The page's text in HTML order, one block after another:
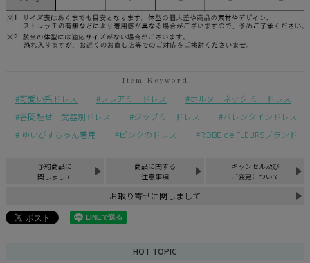
可愛い系ドレス フレアミニドレス
ホルターネック ミニドレス
谷間魅せ｜武器別ドレス
ジップミニドレス
バレンタインドレス
ゆいぴすちゃん着用
ピンクのドレス ROBE de FLEURSブランド
予約商品に
関しまして
商品に関する
注意事項
キャンセル及び
ご変更について
お取り寄せに関しまして
HOT TOPIC